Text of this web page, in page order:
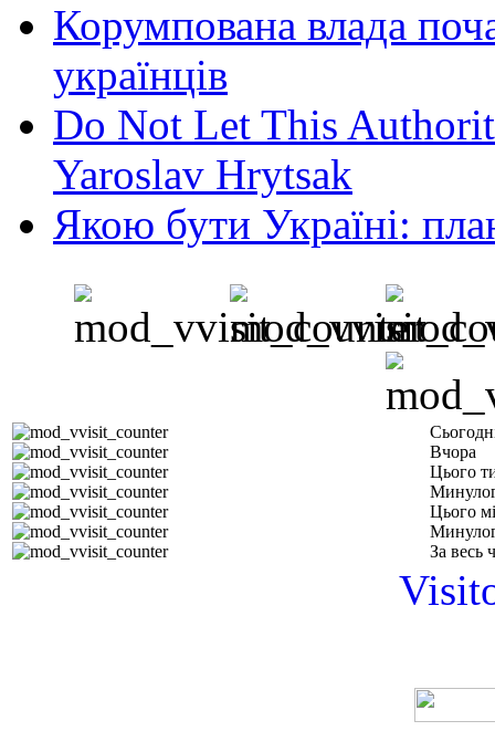
Корумпована влада
українців
Do Not Let This
Yaroslav Hrytsak
Якою бути Україні:
Вчора
Цього
Цього
За весь